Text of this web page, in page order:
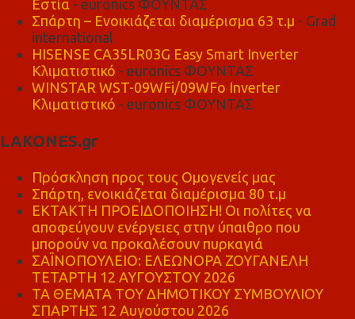
Εστία - euronics ΦΟΥΝΤΑΣ
Σπάρτη – Ενοικιάζεται διαμέρισμα 63 τ.μ - Grad
international
HISENSE CA35LR03G Easy Smart Inverter
Κλιματιστικό - euronics ΦΟΥΝΤΑΣ
WINSTAR WST-09WFi/09WFo Inverter
Κλιματιστικό - euronics ΦΟΥΝΤΑΣ
LAKONES.gr
Πρόσκληση προς τους Ομογενείς μας
Σπάρτη, ενοικιάζεται διαμέρισμα 80 τ.μ
ΕΚΤΑΚΤΗ ΠΡΟΕΙΔΟΠΟΙΗΣΗ! Οι πολίτες να
αποφεύγουν ενέργειες στην ύπαιθρο που
μπορούν να προκαλέσουν πυρκαγιά
ΣΑΪΝΟΠΟΥΛΕΙΟ: ΕΛΕΩΝΟΡΑ ΖΟΥΓΑΝΕΛΗ
ΤΕΤΑΡΤΗ 12 ΑΥΓΟΥΣΤΟΥ 2026
ΤΑ ΘΕΜΑΤΑ ΤΟΥ ΔΗΜΟΤΙΚΟΥ ΣΥΜΒΟΥΛΙΟΥ
ΣΠΑΡΤΗΣ 12 Αυγούστου 2026